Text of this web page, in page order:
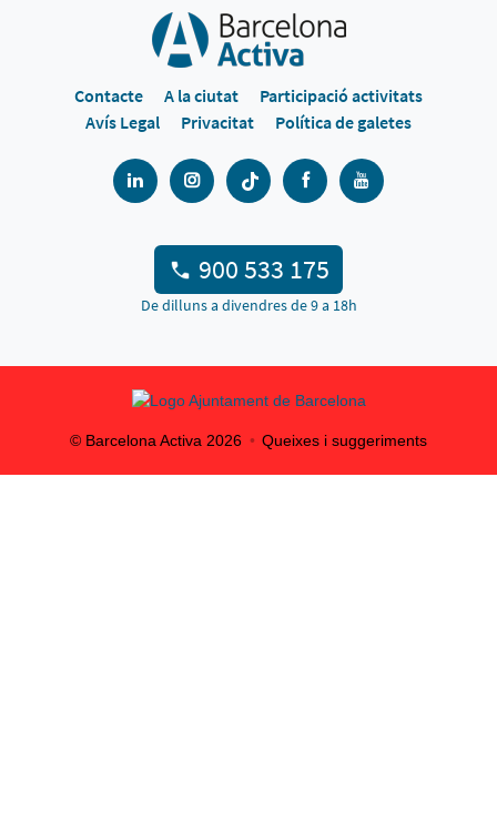
Contacte A la ciutat
Participació activitats
Avís Legal
Privacitat Política de galetes
900 533 175
De dilluns a divendres de 9 a 18h
© Barcelona Activa 2026 Queixes i suggeriments